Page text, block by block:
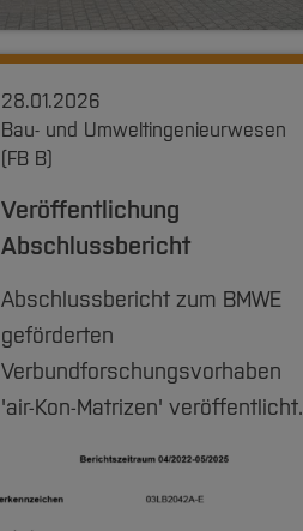
28.01.2026
Bau- und Umweltingenieurwesen
(FB B)
Veröffentlichung
Abschlussbericht
Abschlussbericht zum BMWE
geförderten
Verbundforschungsvorhaben
'air-Kon-Matrizen' veröffentlicht.